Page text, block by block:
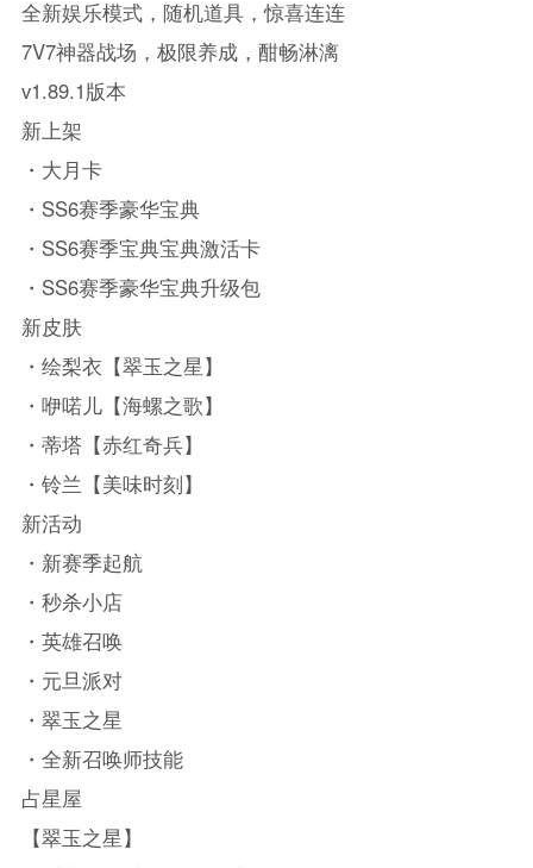
全新娱乐模式，随机道具，惊喜连连
7V7神器战场，极限养成，酣畅淋漓
v1.89.1版本
新上架
・大月卡
・SS6赛季豪华宝典
・SS6赛季宝典宝典激活卡
・SS6赛季豪华宝典升级包
新皮肤
・绘梨衣【翠玉之星】
・咿喏儿【海螺之歌】
・蒂塔【赤红奇兵】
・铃兰【美味时刻】
新活动
・新赛季起航
・秒杀小店
・英雄召唤
・元旦派对
・翠玉之星
・全新召唤师技能
占星屋
【翠玉之星】